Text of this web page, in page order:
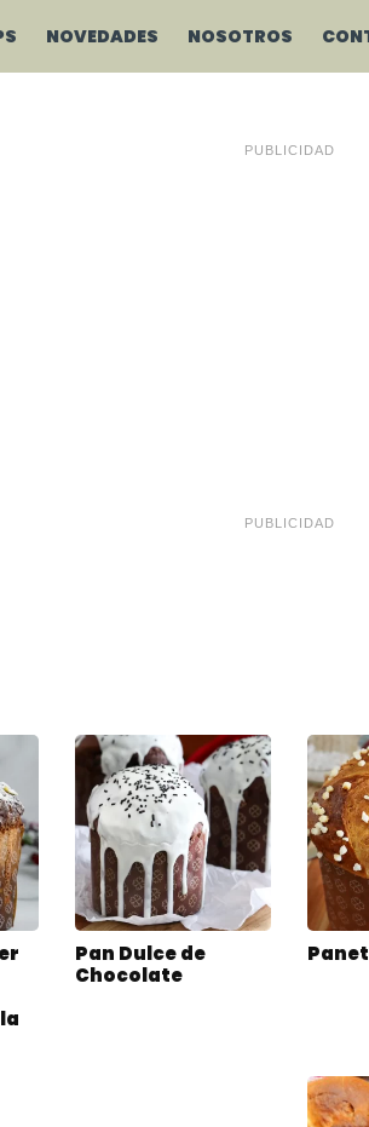
NOVEDADES NOSOTROS
PUBLICIDAD
PUBLICIDAD
Pan Dulce de
Chocolate